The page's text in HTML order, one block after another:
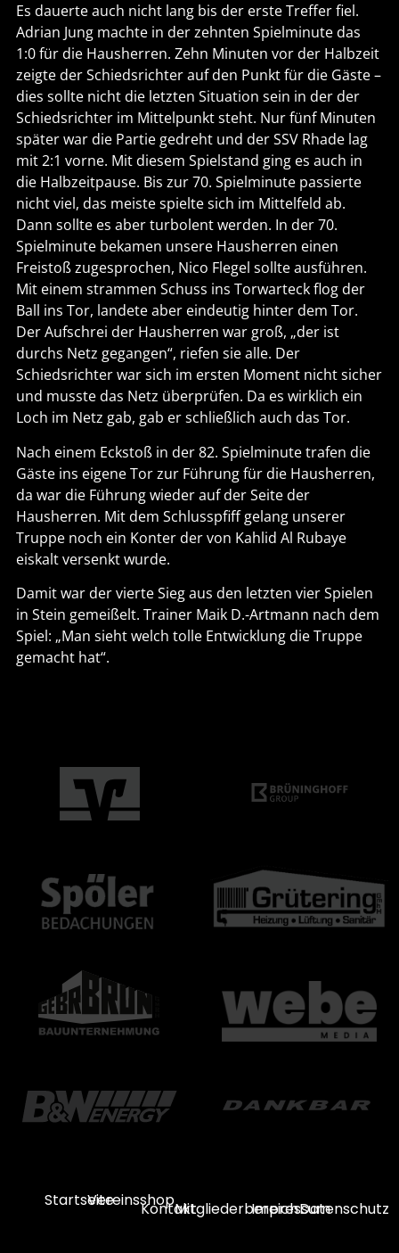
Es dauerte auch nicht lang bis der erste Treffer fiel.
Adrian Jung machte in der zehnten Spielminute das
1:0 für die Hausherren. Zehn Minuten vor der Halbzeit
zeigte der Schiedsrichter auf den Punkt für die Gäste –
dies sollte nicht die letzten Situation sein in der der
Schiedsrichter im Mittelpunkt steht. Nur fünf Minuten
später war die Partie gedreht und der SSV Rhade lag
mit 2:1 vorne. Mit diesem Spielstand ging es auch in
die Halbzeitpause. Bis zur 70. Spielminute passierte
nicht viel, das meiste spielte sich im Mittelfeld ab.
Dann sollte es aber turbolent werden. In der 70.
Spielminute bekamen unsere Hausherren einen
Freistoß zugesprochen, Nico Flegel sollte ausführen.
Mit einem strammen Schuss ins Torwarteck flog der
Ball ins Tor, landete aber eindeutig hinter dem Tor.
Der Aufschrei der Hausherren war groß, „der ist
durchs Netz gegangen“, riefen sie alle. Der
Schiedsrichter war sich im ersten Moment nicht sicher
und musste das Netz überprüfen. Da es wirklich ein
Loch im Netz gab, gab er schließlich auch das Tor.
Nach einem Eckstoß in der 82. Spielminute trafen die
Gäste ins eigene Tor zur Führung für die Hausherren,
da war die Führung wieder auf der Seite der
Hausherren. Mit dem Schlusspfiff gelang unserer
Truppe noch ein Konter der von Kahlid Al Rubaye
eiskalt versenkt wurde.
Damit war der vierte Sieg aus den letzten vier Spielen
in Stein gemeißelt. Trainer Maik D.-Artmann nach dem
Spiel: „Man sieht welch tolle Entwicklung die Truppe
gemacht hat“.
StartseiteVereinsshop
KontaktMitgliederbereich
ImpressumDatenschutz